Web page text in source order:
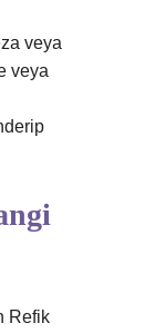
veya
veya
Refik